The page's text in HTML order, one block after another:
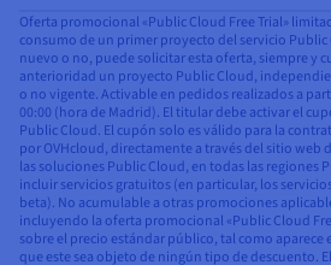
Oferta promocional «Public Cloud Free Trial»
consumo de un primer proyecto del servicio
nuevo o no, puede solicitar esta oferta, siempre y
anterioridad un proyecto Public Cloud,
o no vigente. Activable en pedidos realizados a
00:00 (hora de Madrid). El titular debe activar el
Public Cloud. El cupón solo es válido para la
por OVHcloud, directamente a través del sitio web
las soluciones Public Cloud, en todas las regiones
incluir servicios gratuitos (en particular, los
beta). No acumulable a otras promociones
incluyendo la oferta promocional «Public Cloud
sobre el precio estándar público, tal como aparece
que este sea objeto de ningún tipo de descuento.